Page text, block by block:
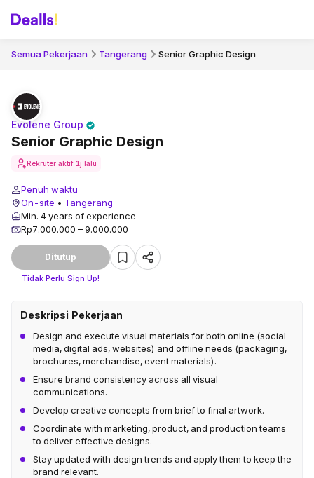
Semua Pekerjaan Tangerang Senior Graphic Design
Senior Graphic Design
Evolene Group
Rekruter aktif 1j lalu
Penuh waktu
On-site • Tangerang
Min. 4 years of experience
Rp7.000.000 – 9.000.000
Ditutup
Tidak Perlu Sign Up!
Deskripsi Pekerjaan
Design and execute visual materials for both online (social
media, digital ads, websites) and offline needs (packaging,
brochures, merchandise, event materials).
Ensure brand consistency across all visual
communications.
Develop creative concepts from brief to final artwork.
Coordinate with marketing, product, and production teams
to deliver effective designs.
Stay updated with design trends and apply them to keep the
brand relevant.